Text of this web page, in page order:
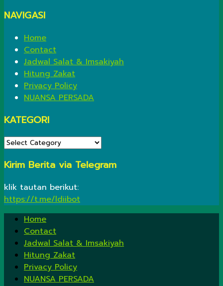
NAVIGASI
Home
Contact
Jadwal Salat & Imsakiyah
Hitung Zakat
Privacy Policy
NUANSA PERSADA
KATEGORI
KATEGORI
Kirim Berita via Telegram
klik tautan berikut:
https://t.me/ldiibot
Home
Contact
Jadwal Salat & Imsakiyah
Hitung Zakat
Privacy Policy
NUANSA PERSADA